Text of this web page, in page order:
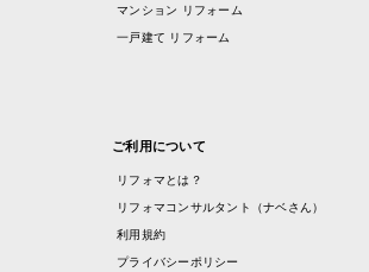
マンション リフォーム
一戸建て リフォーム
ご利用について
リフォマとは？
リフォマコンサルタント（ナベさん）
利用規約
プライバシーポリシー